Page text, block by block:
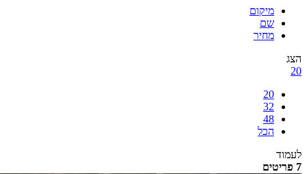
מיקום
שם
מחיר
הכל